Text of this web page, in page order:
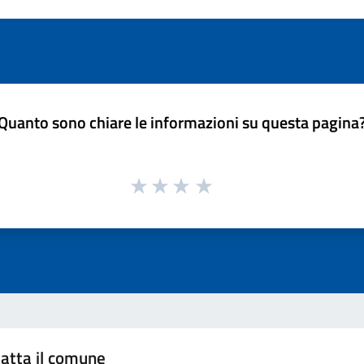
sono chiare le informazioni su questa
il comune